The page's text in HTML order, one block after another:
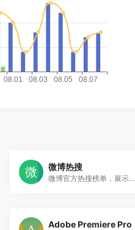
微博热搜
微博官方热搜榜单，展示社交媒体平台上的热门话题和讨论
Adobe Premiere Pro